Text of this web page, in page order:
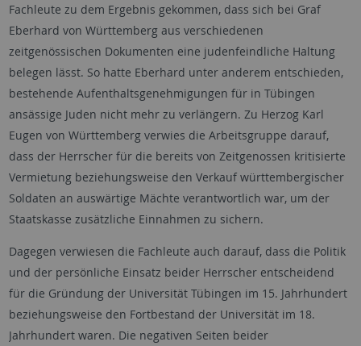
Fachleute zu dem Ergebnis gekommen, dass sich bei Graf
Eberhard von Württemberg aus verschiedenen
zeitgenössischen Dokumenten eine judenfeindliche Haltung
belegen lässt. So hatte Eberhard unter anderem entschieden,
bestehende Aufenthaltsgenehmigungen für in Tübingen
ansässige Juden nicht mehr zu verlängern. Zu Herzog Karl
Eugen von Württemberg verwies die Arbeitsgruppe darauf,
dass der Herrscher für die bereits von Zeitgenossen kritisierte
Vermietung beziehungsweise den Verkauf württembergischer
Soldaten an auswärtige Mächte verantwortlich war, um der
Staatskasse zusätzliche Einnahmen zu sichern.
Dagegen verwiesen die Fachleute auch darauf, dass die Politik
und der persönliche Einsatz beider Herrscher entscheidend
für die Gründung der Universität Tübingen im 15. Jahrhundert
beziehungsweise den Fortbestand der Universität im 18.
Jahrhundert waren. Die negativen Seiten beider